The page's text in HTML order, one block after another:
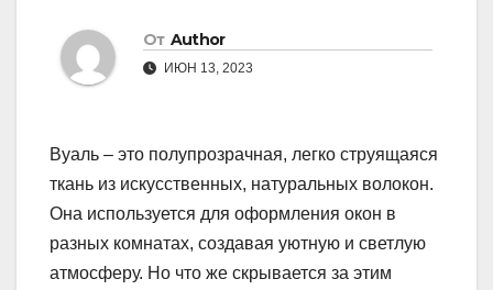
От Author
ИЮН 13, 2023
Вуаль – это полупрозрачная, легко струящаяся
ткань из искусственных, натуральных волокон.
Она используется для оформления окон в
разных комнатах, создавая уютную и светлую
атмосферу. Но что же скрывается за этим